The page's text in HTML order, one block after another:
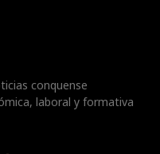
conquense
laboral y formativa